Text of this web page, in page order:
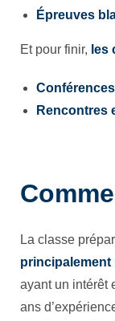
Épreuves
Et pour finir, les
Conférences
Rencontres
La classe
principalement
ayant un intérêt
ans